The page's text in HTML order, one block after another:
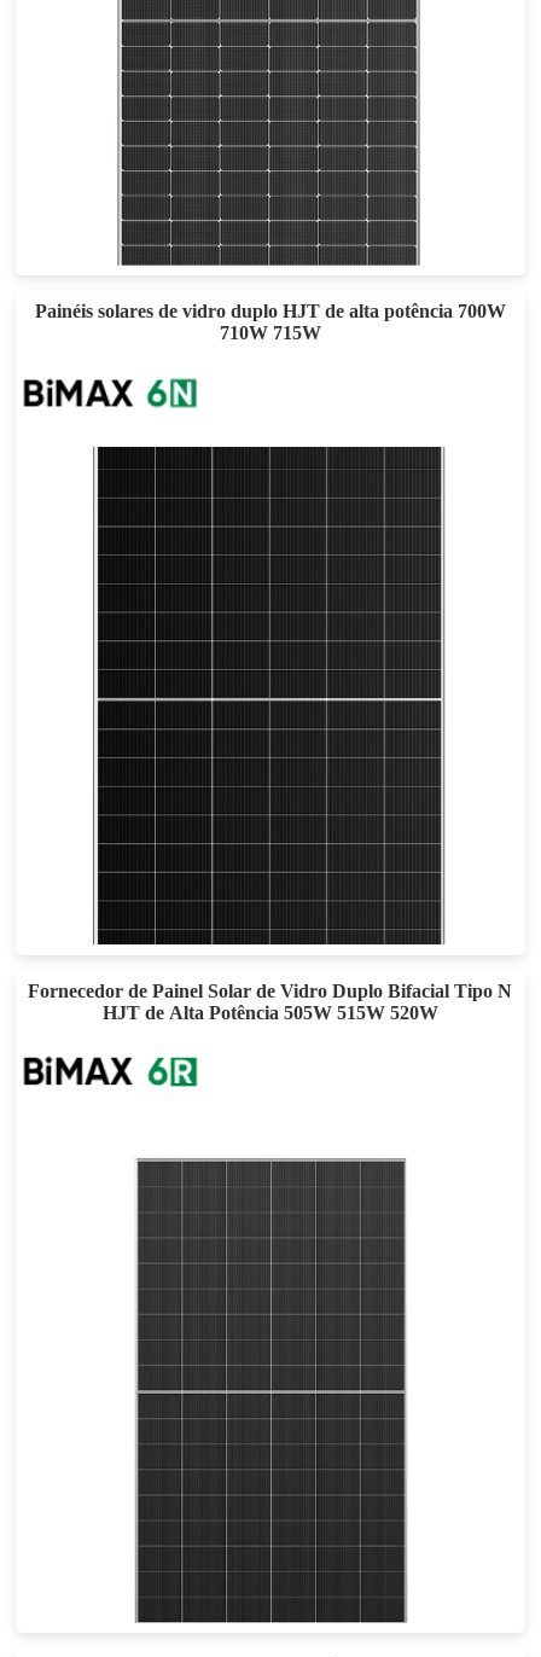
580-600W
Garantia de energia de 30 anos
Painéis solares de vidro duplo HJT de alta potência 700W
710W 715W
Garantia de energia de 30 anos
Fornecedor de Painel Solar de Vidro Duplo Bifacial Tipo N
HJT de Alta Potência 505W 515W 520W
Eficácia máxima: 23,4%